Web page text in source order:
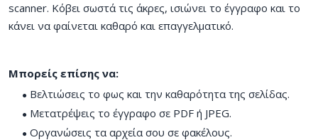
scanner. Κόβει σωστά τις άκρες, ισιώνει το έγγραφο και το
κάνει να φαίνεται καθαρό και επαγγελματικό.
Μπορείς επίσης να:
Βελτιώσεις το φως και την καθαρότητα της σελίδας.
Μετατρέψεις το έγγραφο σε PDF ή JPEG.
Οργανώσεις τα αρχεία σου σε φακέλους.